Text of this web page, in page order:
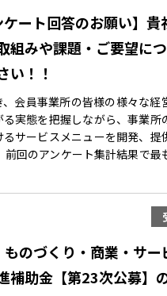
ケート回答のお願い】貴
組みや課題・ご要望に
い！！
会員事業所の皆様の様々な経
実態を把握しながら、事業所
サービスメニューを開発、提
前回のアンケート集計結果で最
ものづくり・商業・サー
補助金【第23次公募】